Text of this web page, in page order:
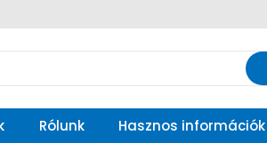
Rólunk Hasznos információk